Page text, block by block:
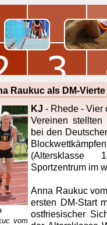
Raukuc als DM-
vom
KJ - Rhede - Vier
Vereinen
bei den
(Altersklasse
Sportzentrum im
Anna Raukuc
ersten DM-Start
ostfriesischer